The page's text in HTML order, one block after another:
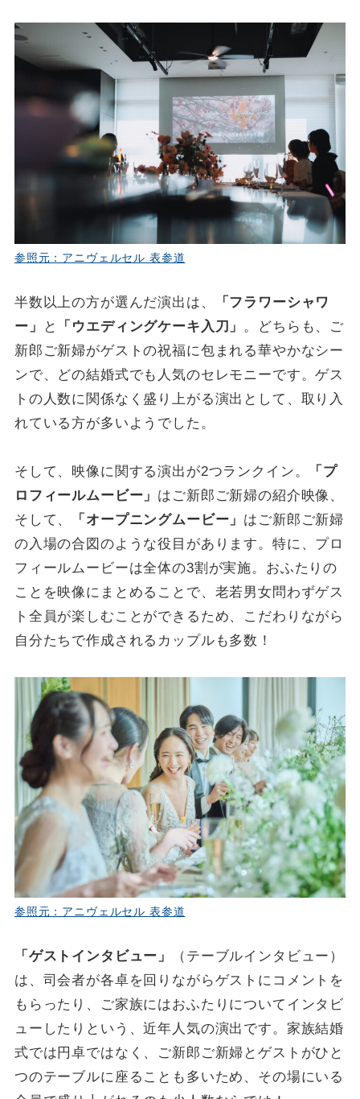
参照元：アニヴェルセル 表参道
半数以上の方が選んだ演出は、
「フラワーシャワ
ー」
と 「ウエディングケーキ入刀」 。どちらも、ご
新郎ご新婦がゲストの祝福に包まれる華やかなシー
ンで、どの結婚式でも人気のセレモニーです。ゲス
トの人数に関係なく盛り上がる演出として、取り入
れている方が多いようでした。
そして、映像に関する演出が2つランクイン。
「プ
ロフィールムービー」 はご新郎ご新婦の紹介映像、
そして、
「オープニングムービー」 はご新郎ご新婦
の入場の合図のような役目があります。特に、プロ
フィールムービーは全体の3割が実施。おふたりの
ことを映像にまとめることで、老若男女問わずゲス
ト全員が楽しむことができるため、こだわりながら
自分たちで作成されるカップルも多数！
参照元：アニヴェルセル 表参道
「ゲストインタビュー」
（テーブルインタビュー）
は、司会者が各卓を回りながらゲストにコメントを
もらったり、ご家族にはおふたりについてインタビ
ューしたりという、近年人気の演出です。家族結婚
式では円卓ではなく、ご新郎ご新婦とゲストがひと
つのテーブルに座ることも多いため、その場にいる